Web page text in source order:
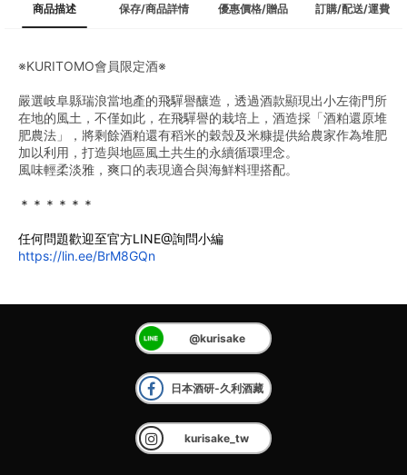
商品描述 保存/商品詳情 優惠價格/贈品 訂購/配送/運費
※KURITOMO會員限定酒※
嚴選岐阜縣瑞浪當地產的飛驒譽釀造，透過酒款顯現出小左衛門所
在地的風土，不僅如此，在飛驒譽的栽培上，酒造採「酒粕還原堆
肥農法」，將剩餘酒粕還有稻米的穀殼及米糠提供給農家作為堆肥
加以利用，打造與地區風土共生的永續循環理念。
風味輕柔淡雅，爽口的表現適合與海鮮料理搭配。
＊＊＊＊＊＊
任何問題歡迎至官方LINE@詢問小編
https://lin.ee/BrM8GQn
@kurisake
日本酒研-久利酒藏
kurisake_tw